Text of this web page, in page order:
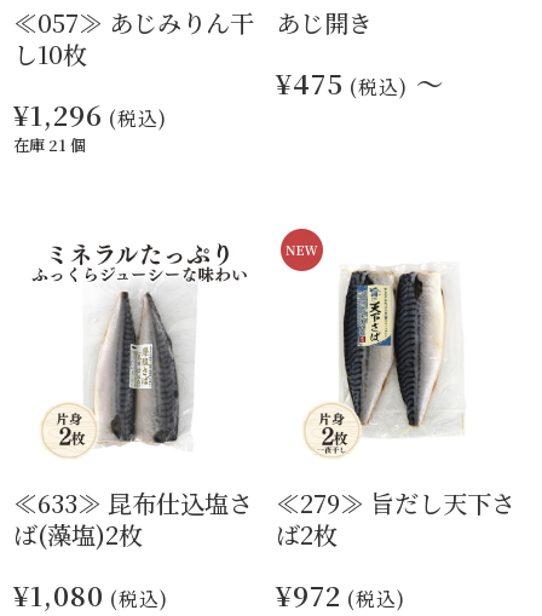
≪057≫ あじみりん干
し10枚
¥1,296 (税込)
在庫 21 個
あじ開き
¥475 (税込) ～
≪633≫ 昆布仕込塩さ
ば(藻塩)2枚
¥1,080 (税込)
≪279≫ 旨だし天下さ
ば2枚
¥972 (税込)